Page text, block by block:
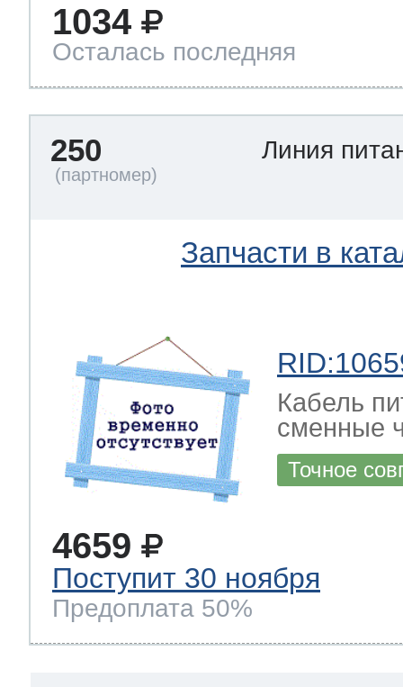
1034
Осталась последняя
250 Линия
Запчасти в
Кабель
сменные
Точное
4659
Поступит 30 ноября
Предоплата 50%